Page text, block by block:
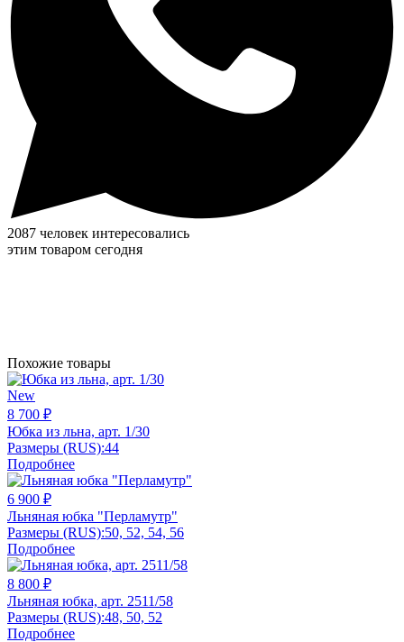
2087 человек интересовались
этим товаром сегодня
Похожие товары
New
8 700 ₽
Юбка из льна, арт. 1/30
Размеры (RUS):44
Подробнее
6 900 ₽
Льняная юбка "Перламутр"
Размеры (RUS):50, 52, 54, 56
Подробнее
8 800 ₽
Льняная юбка, арт. 2511/58
Размеры (RUS):48, 50, 52
Подробнее